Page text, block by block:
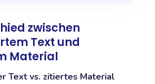
zwischen
Text und
Material
Text vs. zitiertes Material